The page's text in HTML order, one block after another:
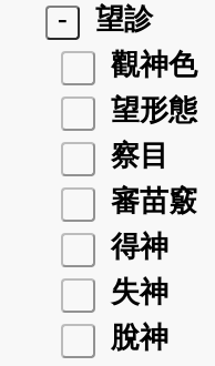
-
望診
觀神色
望形態
察目
審苗竅
得神
失神
脫神